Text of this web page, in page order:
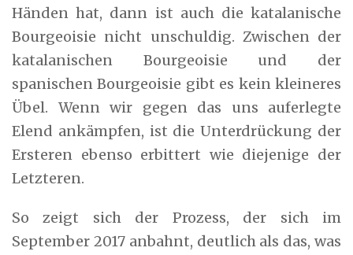
Händen hat, dann ist auch die katalanische
Bourgeoisie nicht unschuldig. Zwischen der
katalanischen Bourgeoisie und der
spanischen Bourgeoisie gibt es kein kleineres
Übel. Wenn wir gegen das uns auferlegte
Elend ankämpfen, ist die Unterdrückung der
Ersteren ebenso erbittert wie diejenige der
Letzteren.
So zeigt sich der Prozess, der sich im
September 2017 anbahnt, deutlich als das, was